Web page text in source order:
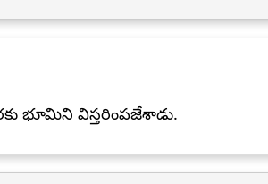
భూమిని విస్తరింపజేశాడు.